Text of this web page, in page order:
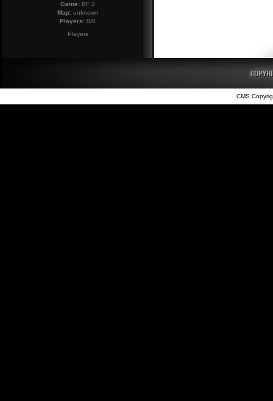
Game: BF 2
Map:unknown
Players: 0/0
Players
CMS